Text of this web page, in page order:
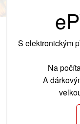
S elektronickým
Na
A